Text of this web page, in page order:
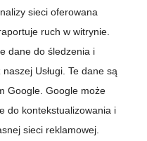
sieci oferowana
ruch w witrynie.
dane do śledzenia i
Usługi. Te dane są
Google. Google może
do kontekstualizowania i
sieci reklamowej.